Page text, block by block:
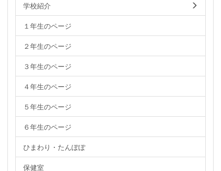
学校紹介
１年生のページ
２年生のページ
３年生のページ
４年生のページ
５年生のページ
６年生のページ
ひまわり・たんぽぽ
保健室